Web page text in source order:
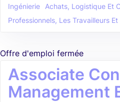
Ingénierie
Achats, Logistique Et
Professionnels, Les Travailleurs
Offre d'emploi fermée
Associate
Management